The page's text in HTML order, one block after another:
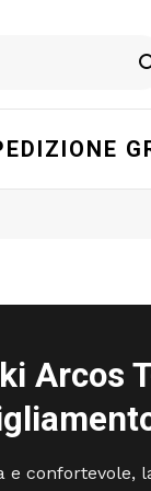
Arcos
e confortevole,